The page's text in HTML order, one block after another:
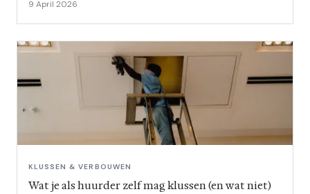
9 April 2026
KLUSSEN & VERBOUWEN
Wat je als huurder zelf mag klussen (en wat niet)